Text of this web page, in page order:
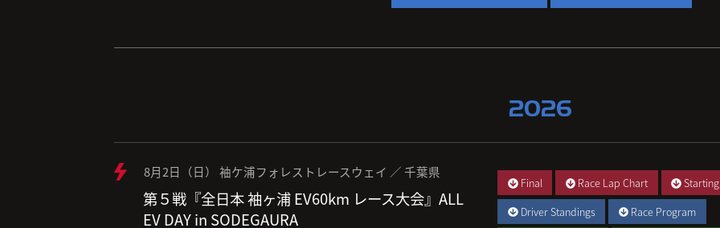
2026
8月2日（日） 袖ケ浦フォレストレースウェイ ／ 千葉県
第５戦『全日本 袖ヶ浦 EV60km レース大会』ALL
EV DAY in SODEGAURA
Final Race Lap Chart
Driver Standings
Race Program